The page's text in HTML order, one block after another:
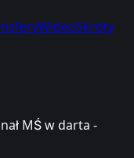
WideoSkróty
MŚ w darta -